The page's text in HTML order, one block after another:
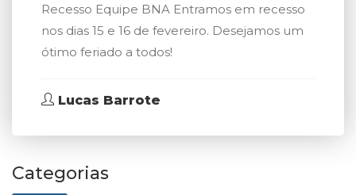
Recesso Equipe BNA Entramos em recesso
nos dias 15 e 16 de fevereiro. Desejamos um
ótimo feriado a todos!
Lucas Barrote
Categorias